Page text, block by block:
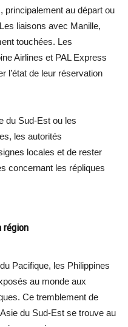
principalement au départ ou
liaisons avec Manille,
touchées. Les
Airlines et PAL Express
l’état de leur réservation
du Sud-Est ou les
les autorités
locales et de rester
concernant les répliques
région
Pacifique, les Philippines
au monde aux
Ce tremblement de
du Sud-Est se trouve au